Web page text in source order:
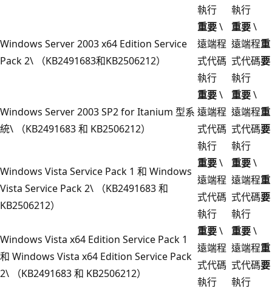
執行
執行
Windows Server 2003 x64 Edition Service
Pack 2\ （KB2491683和KB2506212）
重要\
遠端程
式代碼
執行
重要\
遠端程
式代碼
執行
重
要
Windows Server 2003 SP2 for Itanium 型系
統\ （KB2491683 和 KB2506212）
重要\
遠端程
式代碼
執行
重要\
遠端程
式代碼
執行
重
要
Windows Vista Service Pack 1 和 Windows
Vista Service Pack 2\ （KB2491683 和
KB2506212）
重要\
遠端程
式代碼
執行
重要\
遠端程
式代碼
執行
重
要
Windows Vista x64 Edition Service Pack 1
和 Windows Vista x64 Edition Service Pack
2\ （KB2491683 和 KB2506212）
重要\
遠端程
式代碼
執行
重要\
遠端程
式代碼
執行
重
要